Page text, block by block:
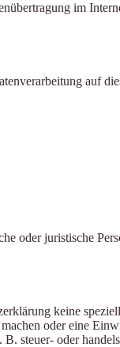
im
auf
oder juristische
keine
oder eine
B. steuer- oder